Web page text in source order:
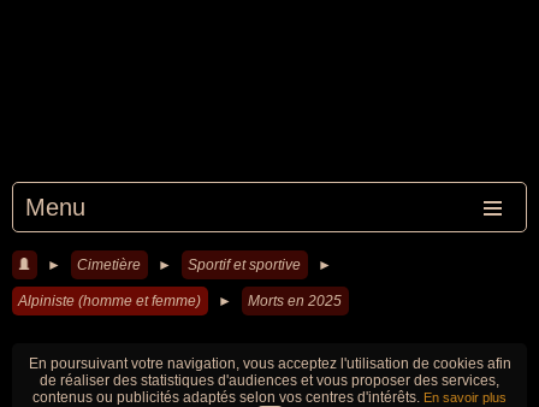
Menu
► Cimetière ► Sportif et sportive ►
Alpiniste (homme et femme) ► Morts en 2025
En poursuivant votre navigation, vous acceptez l'utilisation de cookies afin
de réaliser des statistiques d'audiences et vous proposer des services,
contenus ou publicités adaptés selon vos centres d'intérêts. En savoir plus